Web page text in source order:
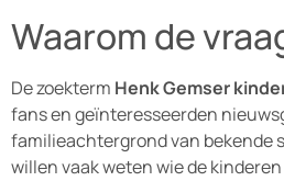
Waarom de
De zoekterm Henk Gemser
fans en geïnteresseerden
familieachtergrond van bekende
willen vaak weten wie de